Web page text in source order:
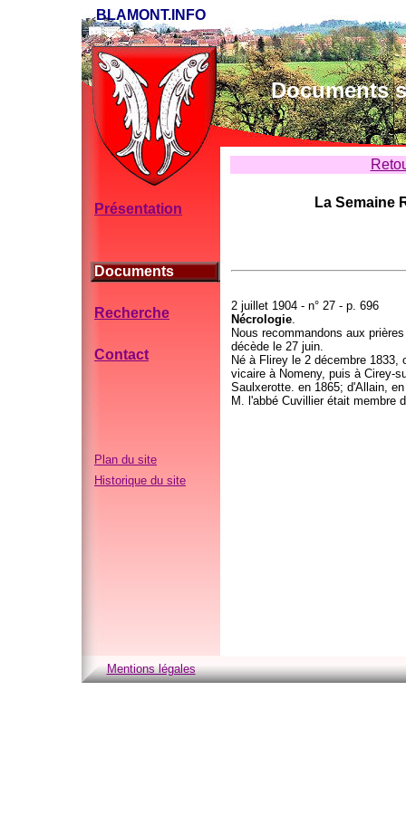
BLAMONT.INFO
Documents
Présentation
Documents
Recherche
Contact
Plan du site
Historique du site
La Semaine
2 juillet 1904 - n° 27 - p. 696
Nécrologie.
Nous recommandons aux
décède le 27 juin.
Né à Flirey le 2 décembre 1833,
vicaire à Nomeny, puis à Cirey-
Saulxerotte. en 1865; d'Allain,
M. l'abbé Cuvillier était membre
Mentions légales